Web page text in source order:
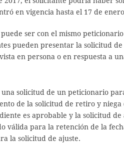
en vigencia hasta el 17 de
ser con el mismo
pueden presentar la solicitud
en persona o en respuesta a
una solicitud de un peticionario
de la solicitud de retiro y
es aprobable y la solicitud
válida para la retención de la
la solicitud de ajuste.